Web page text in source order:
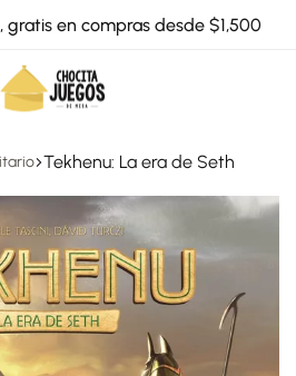
gratis en compras desde $1,500
Tekhenu: La era de Seth